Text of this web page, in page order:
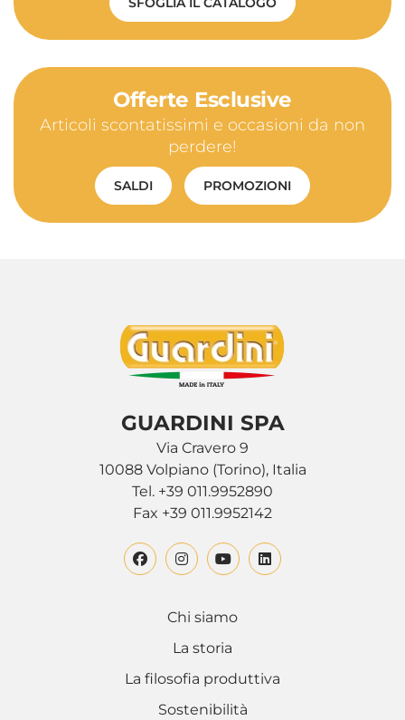
Offerte Esclusive
Articoli scontatissimi e occasioni da non
perdere!
SALDI PROMOZIONI
GUARDINI SPA
Via Cravero 9
10088 Volpiano (Torino), Italia
Tel. +39 011.9952890
Fax +39 011.9952142
Chi siamo
La storia
La filosofia produttiva
Sostenibilità